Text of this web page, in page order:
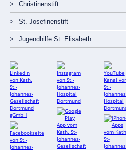
Christinenstift
St. Josefinenstift
Jugendhilfe St. Elisabeth